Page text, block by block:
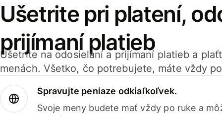
Ušetrite pri platení,
prijímaní platieb
Ušetrite na odosielaní a prijímaní platieb a
menách. Všetko, čo potrebujete, máte vždy
Spravujte peniaze odkiaľkoľvek.
Svoje meny budete mať vždy po ruke a